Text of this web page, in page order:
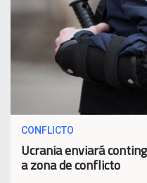
CONFLICTO
Ucrania enviará
a zona de conflicto